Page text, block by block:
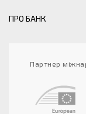
ПРО БАНК
Партнер